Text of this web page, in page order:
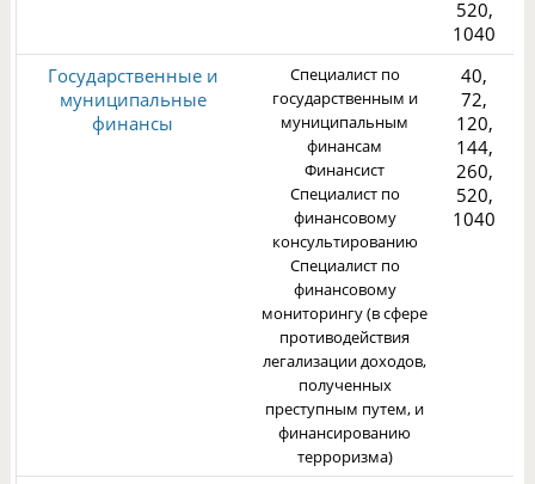
520,
1040
Государственные и
муниципальные
финансы
Специалист по
государственным и
муниципальным
финансам
Финансист
Специалист по
финансовому
консультированию
Специалист по
финансовому
мониторингу (в сфере
противодействия
легализации доходов,
полученных
преступным путем, и
финансированию
терроризма)
40,
72,
120,
144,
260,
520,
1040